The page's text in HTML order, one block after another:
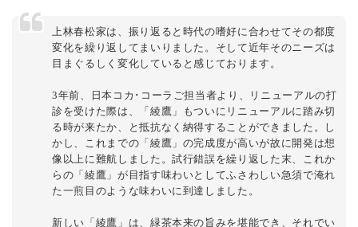
上林春松家は、振り返ると時代の嗜好に合わせてその都度
変化を繰り返してまいりました。そして近年そのニーズは
目まぐるしく変化していると感じております。
3年前、日本コカ･コーラご担当者より、リニューアルの打
診を受けた際は、「綾鷹」もついにリニューアルに踏み切
る時が来たか、と抵抗なく納得することができました。し
かし、これまでの「綾鷹」の完成度が高いが故に開発は想
像以上に難航しました。試行錯誤を繰り返した末、これか
らの「綾鷹」が目指す味わいとしてふさわしい急須で淹れ
た一煎目のような味わいに到達しました。
新しい「綾鷹」は、緑茶本来の旨みを堪能でき、それでい